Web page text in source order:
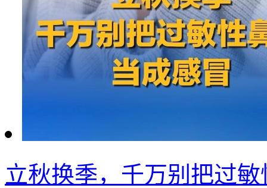
立秋换季，千万别把过